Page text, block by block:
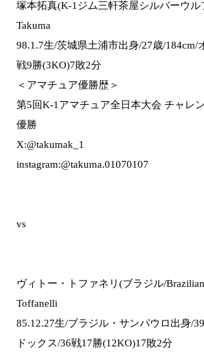
塚本拓真(K-1ジム三軒茶屋シルバーウル
Takuma
98.1.7生/茨城県土浦市出身/27歳/184cm/
戦9勝(3KO)7敗2分
＜アマチュア優勝歴＞
第5回K-1アマチュア全日本大会 チャレ
優勝
X:@takumak_1
instagram:@takuma.01070107
vs
ヴィトー・トファネリ(ブラジル/
Toffanelli
85.12.27生/ブラジル・サンパウロ出身/
ドックス/36戦17勝(12KO)17敗2分